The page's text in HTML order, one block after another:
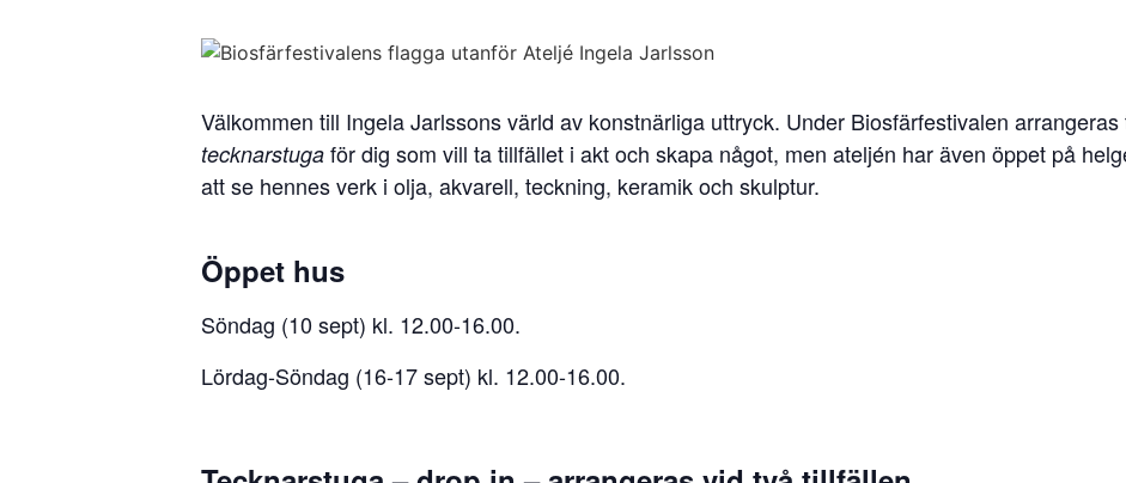
Välkommen till Ingela Jarlssons värld av konstnärliga uttryck. Under Biosfärfestivalen
tecknarstuga för dig som vill ta tillfället i akt och skapa något, men ateljén har även öppet på
att se hennes verk i olja, akvarell, teckning, keramik och skulptur.
Öppet hus
Söndag (10 sept) kl. 12.00-16.00.
Lördag-Söndag (16-17 sept) kl. 12.00-16.00.